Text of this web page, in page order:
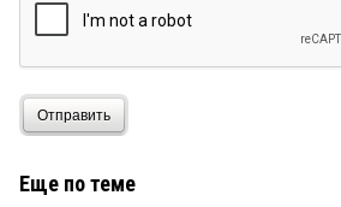
Отправить
Еще по теме